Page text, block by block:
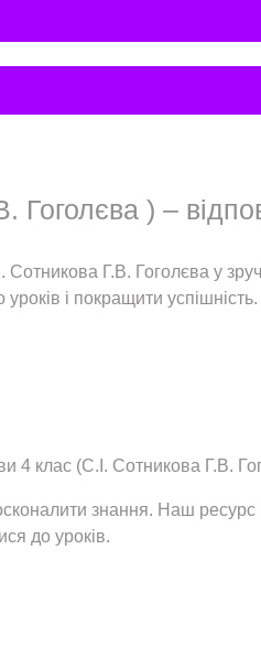
) –
Сотникова Г.В. Гоголєва у
і покращити успішність.
4 клас (С.І. Сотникова Г.В.
знання. Наш ресурс
до уроків.